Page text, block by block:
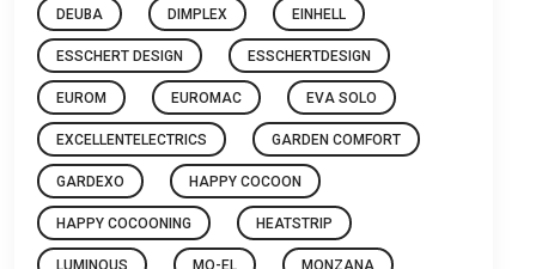
DEUBA DIMPLEX EINHELL
ESSCHERT DESIGN ESSCHERTDESIGN
EUROM EUROMAC EVA SOLO
EXCELLENTELECTRICS GARDEN COMFORT
GARDEXO HAPPY COCOON
HAPPY COCOONING HEATSTRIP
LUMINOUS MO-EL MONZANA